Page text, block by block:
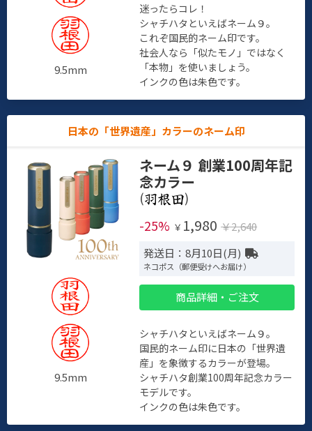
9.5mm
迷ったらコレ！
シャチハタといえばネーム９。
これぞ国民的ネーム印です。
社会人なら「似たモノ」ではなく
「本物」を使いましょう。
インクの色は朱色です。
日本の「世界遺産」カラーのネーム印
9.5mm
ネーム９ 創業100周年記
念カラー
(
)
-25% ￥ 1,980 ￥2,640
発送日：8月10日(月)
ネコポス（郵便受けへお届け）
商品詳細・ご注文
シャチハタといえばネーム９。
国民的ネーム印に日本の「世界遺
産」を象徴するカラーが登場。
シャチハタ創業100周年記念カラー
モデルです。
インクの色は朱色です。